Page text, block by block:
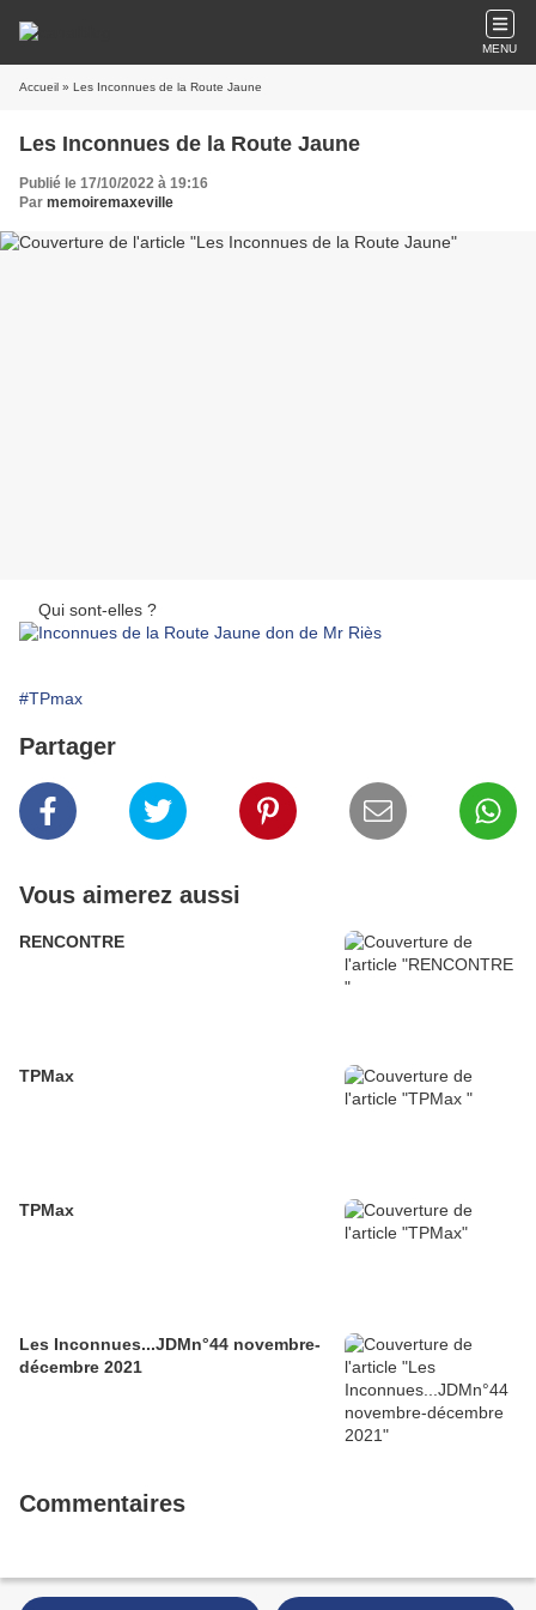
MENU
Accueil » Les Inconnues de la Route Jaune
Les Inconnues de la Route Jaune
Publié le 17/10/2022 à 19:16
Par memoiremaxeville
Qui sont-elles ?
#TPmax
Partager
Vous aimerez aussi
RENCONTRE
TPMax
TPMax
Les Inconnues...JDMn°44 novembre-
décembre 2021
Commentaires